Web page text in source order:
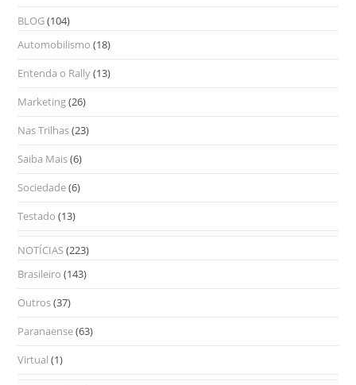
BLOG(104)
Automobilismo (18)
Entenda o Rally(13)
Marketing(26)
Nas Trilhas(23)
Saiba Mais(6)
Sociedade(6)
Testado (13)
NOTÍCIAS(223)
Brasileiro (143)
Outros(37)
Paranaense(63)
Virtual (1)